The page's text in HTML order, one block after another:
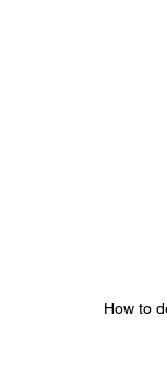
How to